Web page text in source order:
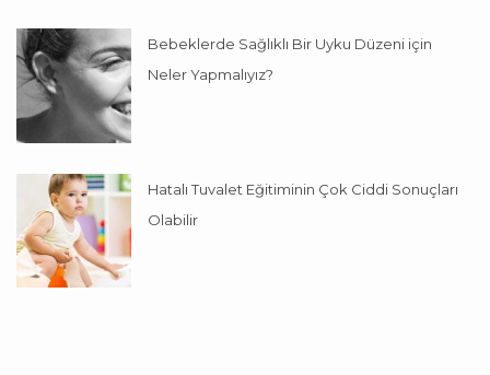
Bebeklerde Sağlıklı Bir Uyku Düzeni için
Neler Yapmalıyız?
Hatalı Tuvalet Eğitiminin Çok Ciddi Sonuçları
Olabilir